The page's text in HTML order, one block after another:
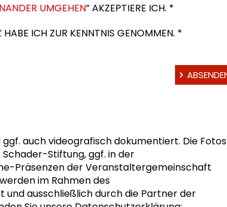
UMGEHEN” AKZEPTIERE ICH. *
HABE ICH ZUR KENNTNIS GENOMMEN. *
auch videografisch dokumentiert. Die Fotos
Stiftung, ggf. in der
Präsenzen der Veranstaltergemeinschaft
im Rahmen des
ausschließlich durch die Partner der